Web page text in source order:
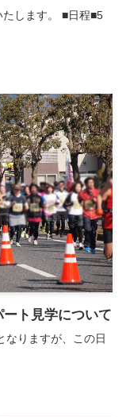
します。 ■日程■5
ート見学について
なりますが、この日